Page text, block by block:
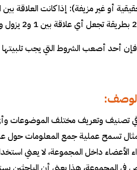
أحد أصعب الشروط التي يجب
تصنيف وتعريف مختلف الموضوعات
تسمح عملية جمع المعلومات
داخل المجموعة، لا يعني